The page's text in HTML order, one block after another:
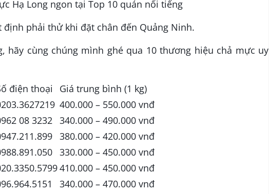
định phải thử khi đặt chân đến Quảng Ninh.
hãy cùng chúng mình ghé qua 10 thương hiệu chả mực uy
điện thoại
Giá trung bình (1 kg)
400.000 – 550.000 vnđ
08 3232 340.000 – 490.000 vnđ
380.000 – 420.000 vnđ
330.000 – 450.000 vnđ
410.000 – 450.000 vnđ
340.000 – 470.000 vnđ